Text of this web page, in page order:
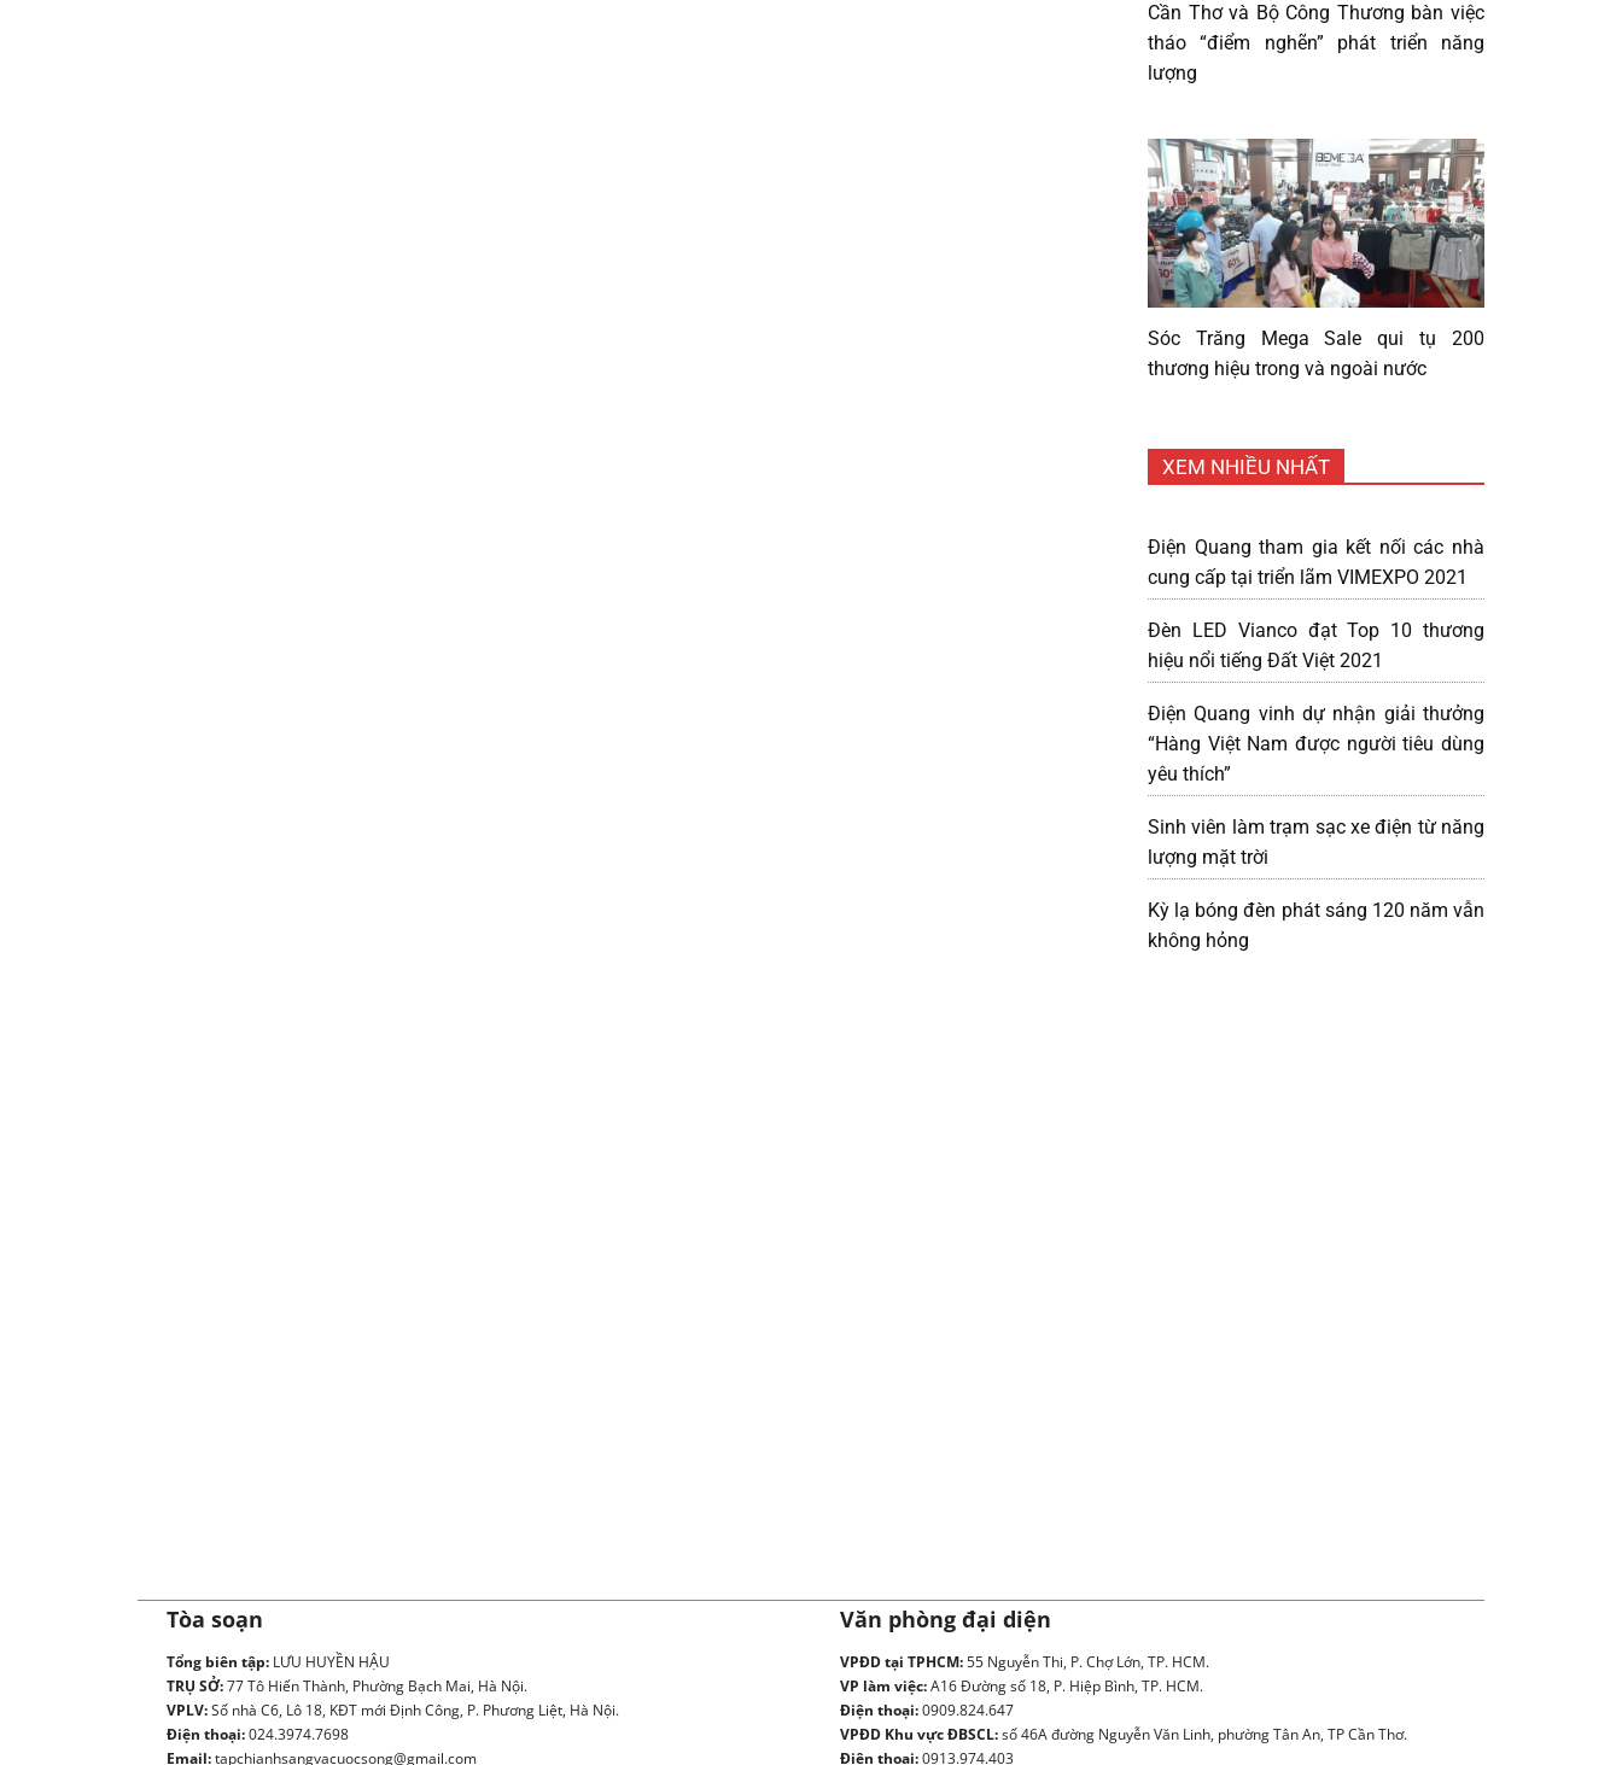
Cần Thơ và Bộ Công Thương bàn việc
tháo “điểm nghẽn” phát triển năng
lượng
Sóc Trăng Mega Sale qui tụ 200
thương hiệu trong và ngoài nước
XEM NHIỀU NHẤT
Điện Quang tham gia kết nối các nhà
cung cấp tại triển lãm VIMEXPO 2021
Đèn LED Vianco đạt Top 10 thương
hiệu nổi tiếng Đất Việt 2021
Điện Quang vinh dự nhận giải thưởng
“Hàng Việt Nam được người tiêu dùng
yêu thích”
Sinh viên làm trạm sạc xe điện từ năng
lượng mặt trời
Kỳ lạ bóng đèn phát sáng 120 năm vẫn
không hỏng
Tòa soạn
Tổng biên tập: LƯU HUYỀN HẬU
TRỤ SỞ:77 Tô Hiến Thành, Phường Bạch Mai, Hà Nội.
VPLV:Số nhà C6, Lô 18, KĐT mới Định Công, P. Phương Liệt, Hà Nội.
Điện thoại:024.3974.7698
Email:tapchianhsangvacuocsong@gmail.com
Văn phòng đại diện
VPĐD tại TPHCM:55 Nguyễn Thi, P. Chợ Lớn, TP. HCM.
VP làm việc:A16 Đường số 18, P. Hiệp Bình, TP. HCM.
Điện thoại:0909.824.647
VPĐD Khu vực ĐBSCL:số 46A đường Nguyễn Văn Linh, phường Tân An, TP Cần Thơ.
Điện thoại:0913.974.403